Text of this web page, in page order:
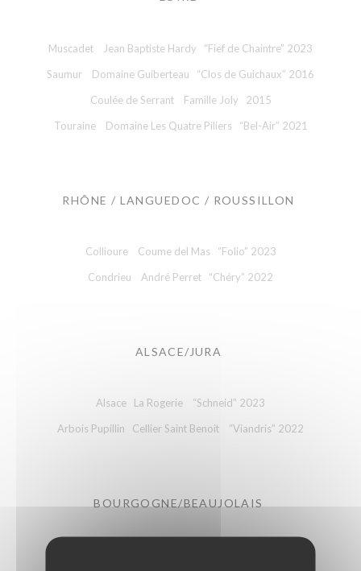
Muscadet Jean Baptiste Hardy “Fief de Chaintre” 2023
Saumur Domaine Guiberteau “Clos de Guichaux” 2016
Coulée de Serrant Famille Joly 2015
Touraine Domaine Les Quatre Piliers “Bel-Air” 2021
RHÔNE / LANGUEDOC / ROUSSILLON
Collioure Coume del Mas “Folio” 2023
Condrieu André Perret “Chéry” 2022
ALSACE/JURA
Alsace La Rogerie “Schneid” 2023
Arbois Pupillin Cellier Saint Benoit “Viandris” 2022
BOURGOGNE/BEAUJOLAIS